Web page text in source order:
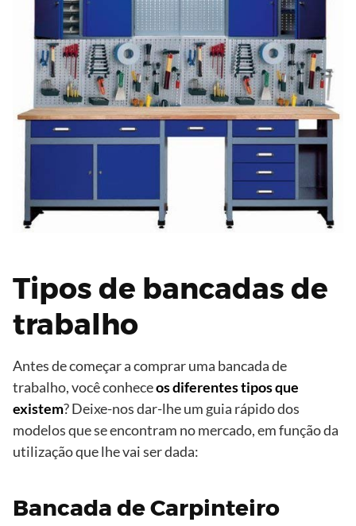
Tipos de bancadas de
trabalho
Antes de começar a comprar uma bancada de
trabalho, você conheceos diferentes tipos que
existem? Deixe-nos dar-lhe um guia rápido dos
modelos que se encontram no mercado, em função da
utilização que lhe vai ser dada:
Bancada de Carpinteiro